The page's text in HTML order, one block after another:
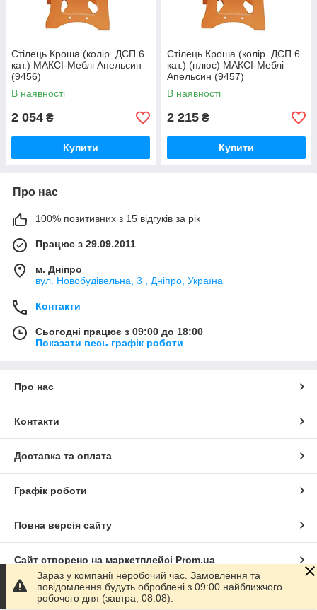
Стілець Кроша (колір. ДСП 6
кат.) МАКСІ-Меблі Апельсин
(9456)
В наявності
2 054 ₴
Купити
Стілець Кроша (колір. ДСП 6
кат.) (плюс) МАКСІ-Меблі
Апельсин (9457)
В наявності
2 215 ₴
Купити
Про нас
100% позитивних з 15 відгуків за рік
Працює з 29.09.2011
м. Дніпро
вул. Новобудівельна, 3 , Дніпро, Україна
Контакти
Сьогодні працює з 09:00 до 18:00
Показати весь графік роботи
Про нас
Контакти
Доставка та оплата
Графік роботи
Повна версія сайту
Сайт створено на маркетплейсі Prom.ua
Політика конфіденційності
Зараз у компанії неробочий час. Замовлення та
повідомлення будуть оброблені з 09:00 найближчого
робочого дня (завтра, 08.08).